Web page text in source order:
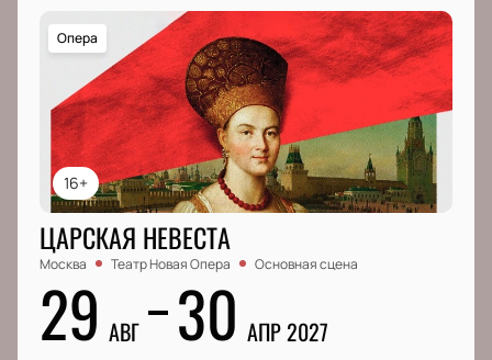
16+
Опера
ЦАРСКАЯ НЕВЕСТА
Москва Театр Новая Опера Основная сцена
29 АВГ 30 АПР 2027